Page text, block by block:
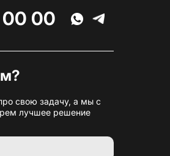
00 00
свою задачу, а мы с
лучшее решение